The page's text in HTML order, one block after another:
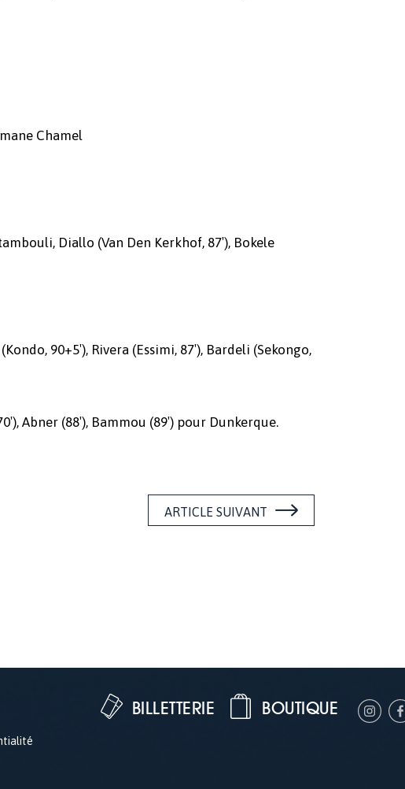
Chamel
Diallo (Van Den Kerkhof, 87′), Bokele
90+5′), Rivera (Essimi, 87′), Bardeli (Sekongo,
Abner (88′), Bammou (89′) pour Dunkerque.
ARTICLE SUIVANT
BOUTIQUE
BILLETTERIE